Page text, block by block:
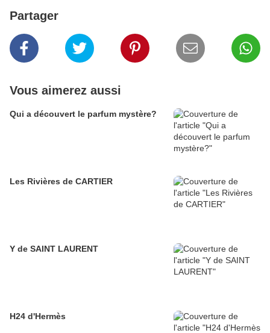
Partager
Vous aimerez aussi
Qui a découvert le parfum mystère?
Les Rivières de CARTIER
Y de SAINT LAURENT
H24 d'Hermès